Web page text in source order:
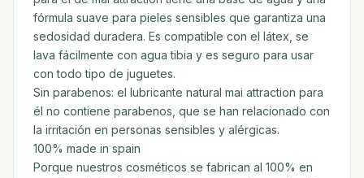
fórmula suave para pieles sensibles que garantiza una
sedosidad duradera. Es compatible con el látex, se
lava fácilmente con agua tibia y es seguro para usar
con todo tipo de juguetes.
Sin parabenos: el lubricante natural mai attraction para
él no contiene parabenos, que se han relacionado con
la irritación en personas sensibles y alérgicas.
100% made in spain
Porque nuestros cosméticos se fabrican al 100% en